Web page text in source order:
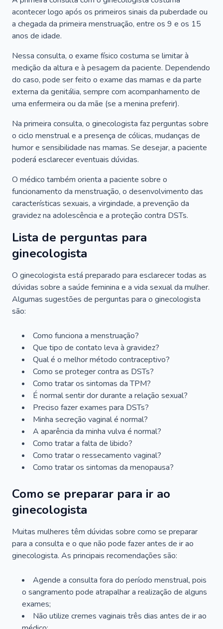
acontecer logo após os primeiros sinais da puberdade ou
a chegada da primeira menstruação, entre os 9 e os 15
anos de idade.
Nessa consulta, o exame físico costuma se limitar à
medição da altura e à pesagem da paciente. Dependendo
do caso, pode ser feito o exame das mamas e da parte
externa da genitália, sempre com acompanhamento de
uma enfermeira ou da mãe (se a menina preferir).
Na primeira consulta, o ginecologista faz perguntas sobre
o ciclo menstrual e a presença de cólicas, mudanças de
humor e sensibilidade nas mamas. Se desejar, a paciente
poderá esclarecer eventuais dúvidas.
O médico também orienta a paciente sobre o
funcionamento da menstruação, o desenvolvimento das
características sexuais, a virgindade, a prevenção da
gravidez na adolescência e a proteção contra DSTs.
Lista de perguntas para
ginecologista
O ginecologista está preparado para esclarecer todas as
dúvidas sobre a saúde feminina e a vida sexual da mulher.
Algumas sugestões de perguntas para o ginecologista
são:
Como funciona a menstruação?
Que tipo de contato leva à gravidez?
Qual é o melhor método contraceptivo?
Como se proteger contra as DSTs?
Como tratar os sintomas da TPM?
É normal sentir dor durante a relação sexual?
Preciso fazer exames para DSTs?
Minha secreção vaginal é normal?
A aparência da minha vulva é normal?
Como tratar a falta de libido?
Como tratar o ressecamento vaginal?
Como tratar os sintomas da menopausa?
Como se preparar para ir ao
ginecologista
Muitas mulheres têm dúvidas sobre como se preparar
para a consulta e o que não pode fazer antes de ir ao
ginecologista. As principais recomendações são:
Agende a consulta fora do período menstrual, pois
o sangramento pode atrapalhar a realização de alguns
exames;
Não utilize cremes vaginais três dias antes de ir ao